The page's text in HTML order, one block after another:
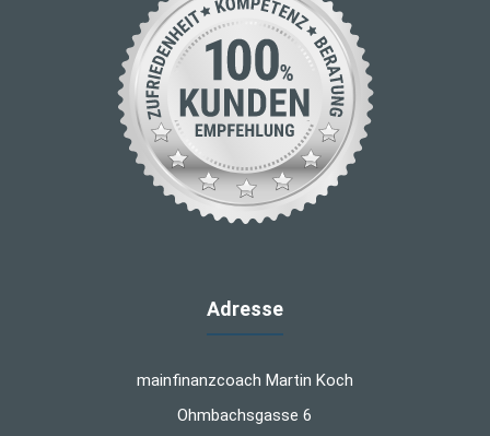
Adresse
mainfinanzcoach Martin Koch
Ohmbachsgasse 6